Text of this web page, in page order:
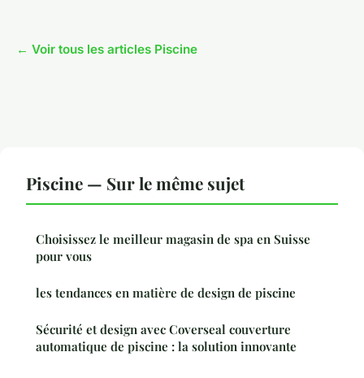
← Voir tous les articles Piscine
Piscine — Sur le même sujet
Choisissez le meilleur magasin de spa en Suisse
pour vous
les tendances en matière de design de piscine
Sécurité et design avec Coverseal couverture
automatique de piscine : la solution innovante